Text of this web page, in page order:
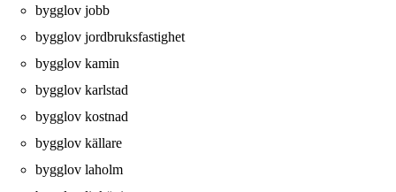
bygglov jobb
bygglov jordbruksfastighet
bygglov kamin
bygglov karlstad
bygglov kostnad
bygglov källare
bygglov laholm